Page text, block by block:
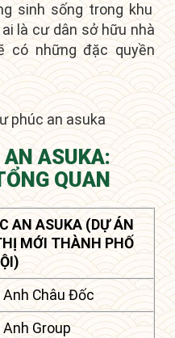
sinh sống trong khu
là cư dân sở hữu nhà
có những đặc quyền
ASUKA:
QUAN
AN ASUKA (DỰ ÁN
MỚI THÀNH PHỐ
Anh Châu Đốc
Anh Group